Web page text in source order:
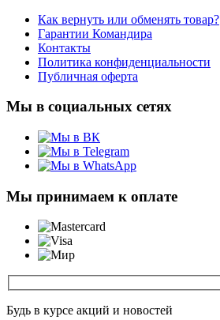
Как вернуть или обменять товар?
Гарантии Командира
Контакты
Политика конфиденциальности
Публичная оферта
Мы в социальных сетях
Мы принимаем к оплате
Будь в курсе акций и новостей